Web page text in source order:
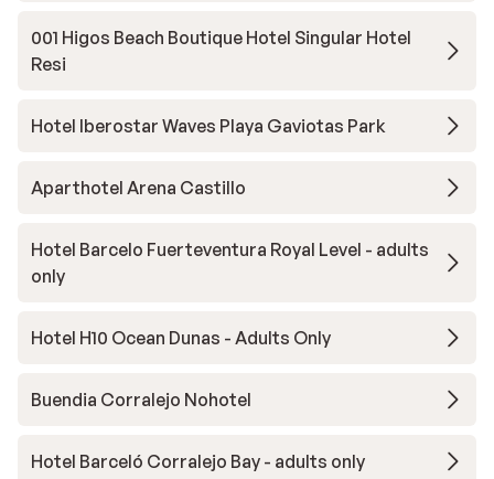
001 Higos Beach Boutique Hotel Singular Hotel
Resi
Hotel Iberostar Waves Playa Gaviotas Park
Aparthotel Arena Castillo
Hotel Barcelo Fuerteventura Royal Level - adults
only
Hotel H10 Ocean Dunas - Adults Only
Buendia Corralejo Nohotel
Hotel Barceló Corralejo Bay - adults only